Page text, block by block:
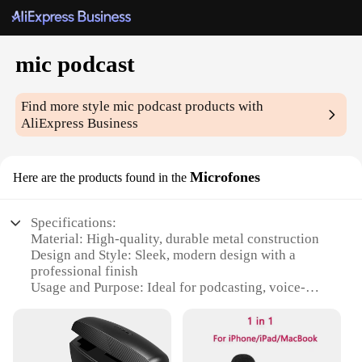
mic podcast
Find more stylemic podcast products with
AliExpress Business
Here are the products found in the Microfones
Specifications:
Material: High-quality, durable metal construction
Design and Style: Sleek, modern design with a
professional finish
Usage and Purpose: Ideal for podcasting, voice-
Typical Adaptive Scenario: Versatile for home
studios, on-the-go recording, and professional